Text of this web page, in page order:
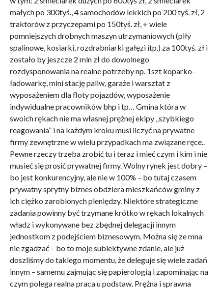
małych po 300tyś., 4 samochodów lekkich po 200 tyś. zł, 2
traktorów z przyczepami po 150tyś. zł, + wiele
pomniejszych drobnych maszyn utrzymaniowych (piły
spalinowe, kosiarki, rozdrabniarki gałęzi itp.) za 100tyś. zł i
zostało by jeszcze 2 mln zł do dowolnego
rozdysponowania na realne potrzeby np. 1szt koparko-
ładowarkę, mini stację paliw, garaże i warsztat z
wyposażeniem dla floty pojazdów, wyposażenie
indywidualne pracowników bhp i tp… Gmina która w
swoich rękach nie ma własnej prężnej ekipy „szybkiego
reagowania” i na każdym kroku musi liczyć na prywatne
firmy zewnętrzne w wielu przypadkach ma związane ręce..
Pewne rzeczy trzeba zrobić tu i teraz i mieć czym i kim i nie
musieć się prosić prywatnej firmy. Wolny rynek jest dobry –
bo jest konkurencyjny, ale nie w 100% – bo tutaj czasem
prywatny sprytny biznes obdziera mieszkańców gminy z
ich ciężko zarobionych pieniędzy. Niektóre strategiczne
zadania powinny być trzymane krótko w rękach lokalnych
władz i wykonywane bez zbędnej delegacji innym
jednostkom z podejściem biznesowym. Można się ze mna
nie zgadzać – bo to moje subiektywne zdanie, ale już
doszliśmy do takiego momentu, że deleguje się wiele zadań
innym – samemu zajmując się papierologią i zapominając na
czym polega realna praca u podstaw. Prężna i sprawna